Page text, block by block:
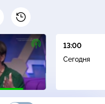
13:00
Сегодня